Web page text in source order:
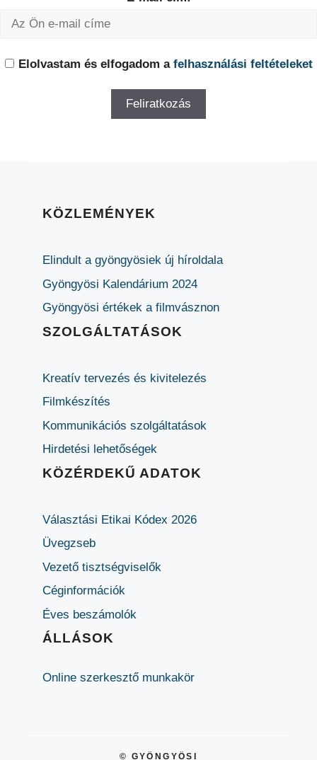
Elolvastam és elfogadom a felhasználási feltételeket
KÖZLEMÉNYEK
Elindult a gyöngyösiek új híroldala
Gyöngyösi Kalendárium 2024
Gyöngyösi értékek a filmvásznon
SZOLGÁLTATÁSOK
Kreatív tervezés és kivitelezés
Filmkészítés
Kommunikációs szolgáltatások
Hirdetési lehetőségek
KÖZÉRDEKŰ ADATOK
Választási Etikai Kódex 2026
Üvegzseb
Vezető tisztségviselők
Céginformációk
Éves beszámolók
ÁLLÁSOK
Online szerkesztő munkakör
© GYÖNGYÖSI